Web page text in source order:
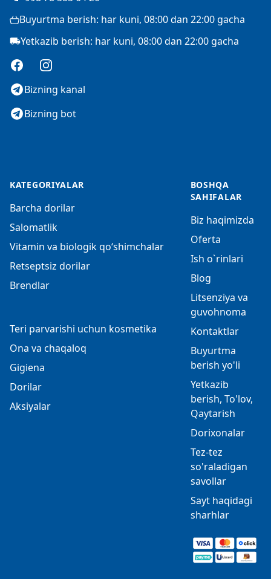
Buyurtma berish: har kuni, 08:00 dan 22:00 gacha
Yetkazib berish: har kuni, 08:00 dan 22:00 gacha
FacebookInstagram
Bizning kanal
Bizning bot
KATEGORIYALAR
Barcha dorilar
Salomatlik
Vitamin va biologik qo‘shimchalar
Retseptsiz dorilar
Brendlar
Teri parvarishi uchun kosmetika
Ona va chaqaloq
Gigiena
Dorilar
Aksiyalar
BOSHQA
SAHIFALAR
Biz haqimizda
Oferta
Ish o`rinlari
Blog
Litsenziya va
guvohnoma
Kontaktlar
Buyurtma
berish yo'li
Yetkazib
berish, To'lov,
Qaytarish
Dorixonalar
Tez-tez
so'raladigan
savollar
Sayt haqidagi
sharhlar